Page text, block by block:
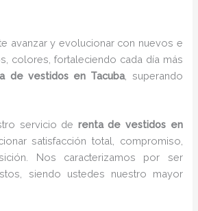
avanzar y evolucionar con nuevos e
colores, fortaleciendo cada día más
de vestidos en Tacuba, superando
servicio de renta de vestidos en
satisfacción total, compromiso,
Nos caracterizamos por ser
siendo ustedes nuestro mayor